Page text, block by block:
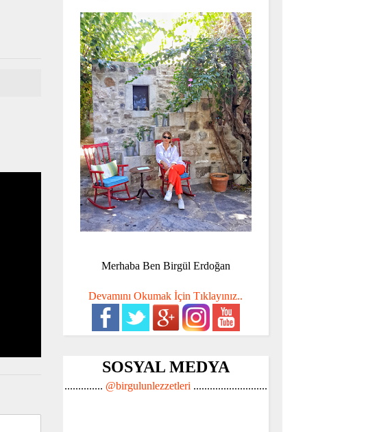
Merhaba Ben Birgül Erdoğan
Devamını Okumak İçin Tıklayınız..
SOSYAL MEDYA
.............. @birgulunlezzetleri ...........................